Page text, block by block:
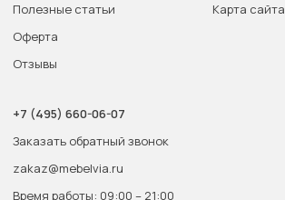
Полезные статьи
Оферта
Отзывы
Карта сайта
+7 (495) 660-06-07
Заказать обратный звонок
zakaz@mebelvia.ru
Время работы: 09:00 – 21:00